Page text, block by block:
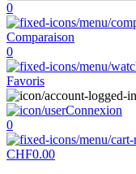
0
Comparaison
0
Favoris
Connexion
0
CHF0.00